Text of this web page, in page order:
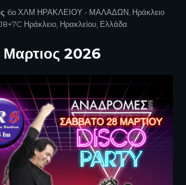
6ο ΧΛΜ ΗΡΑΚΛΕΙΟΥ - ΜΑΛΑΔΩΝ, Ηράκλειο
Ηράκλειο, Ηρακλείου, Ελλάδα
Μαρτιος 2026